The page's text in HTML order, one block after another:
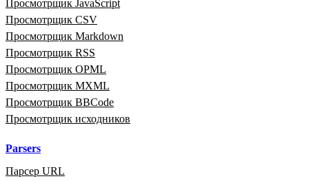
Просмотрщик JavaScript
Просмотрщик CSV
Просмотрщик Markdown
Просмотрщик RSS
Просмотрщик OPML
Просмотрщик MXML
Просмотрщик BBCode
Просмотрщик исходников
Parsers
Парсер URL